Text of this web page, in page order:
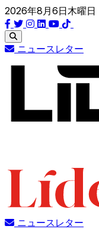
2026年8月6日木曜日
ニュースレター
ニュースレター